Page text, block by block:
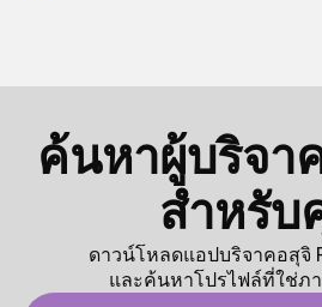
ค้นหาผู้บริจา
สำหรั
ดาวน์โหลดแอปบริจาคอสุจิ
และค้นหาโปรไฟล์ที่ใช่ภ